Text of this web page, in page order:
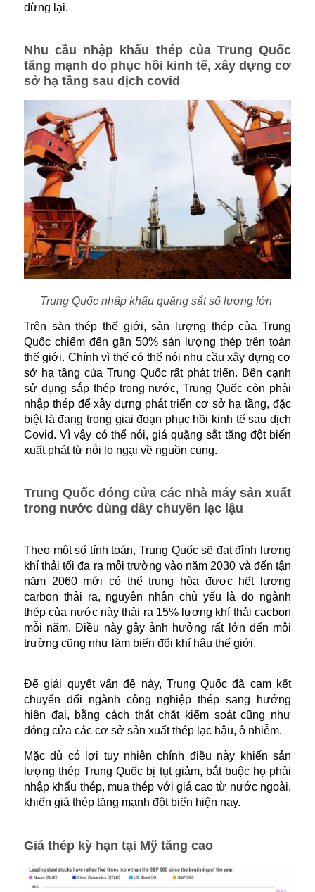
dừng lại.
Nhu cầu nhập khẩu thép của Trung Quốc
tăng mạnh do phục hồi kinh tế, xây dựng cơ
sở hạ tầng sau dịch covid
Trung Quốc nhập khẩu quặng sắt số lượng lớn
Trên sàn thép thế giới, sản lượng thép của Trung
Quốc chiếm đến gần 50% sản lượng thép trên toàn
thế giới. Chính vì thế có thể nói nhu cầu xây dựng cơ
sở hạ tầng của Trung Quốc rất phát triển. Bên cạnh
sử dụng sắp thép trong nước, Trung Quốc còn phải
nhập thép để xây dựng phát triển cơ sở hạ tầng, đặc
biệt là đang trong giai đoạn phục hồi kinh tế sau dịch
Covid. Vì vậy có thể nói, giá quặng sắt tăng đột biến
xuất phát từ nỗi lo ngại về nguồn cung.
Trung Quốc đóng cửa các nhà máy sản xuất
trong nước dùng dây chuyền lạc lậu
Theo một số tính toán, Trung Quốc sẽ đạt đỉnh lượng
khí thải tối đa ra môi trường vào năm 2030 và đến tận
năm 2060 mới có thể trung hòa được hết lượng
carbon thải ra, nguyên nhân chủ yếu là do ngành
thép của nước này thải ra 15% lượng khí thải cacbon
mỗi năm. Điều này gây ảnh hưởng rất lớn đến môi
trường cũng như làm biến đổi khí hậu thế giới.
Để giải quyết vấn đề này, Trung Quốc đã cam kết
chuyển đổi ngành công nghiệp thép sang hướng
hiện đại, bằng cách thắt chặt kiểm soát cũng như
đóng cửa các cơ sở sản xuất thép lạc hậu, ô nhiễm.
Mặc dù có lợi tuy nhiên chính điều này khiến sản
lượng thép Trung Quốc bị tụt giảm, bắt buộc họ phải
nhập khẩu thép, mua thép với giá cao từ nước ngoài,
khiến giá thép tăng mạnh đột biến hiện nay.
Giá thép kỳ hạn tại Mỹ tăng cao